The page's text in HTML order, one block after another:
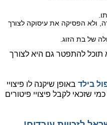
רצופים לפני הלידה, ולא הפסיקה את עיסוקה לצורך
של בת הזוג.
תוכל להתפטר גם היא לצורך
בילד באופן שיקנה לו פיצויי
שזכאי לקבל פיצויי פיטורים